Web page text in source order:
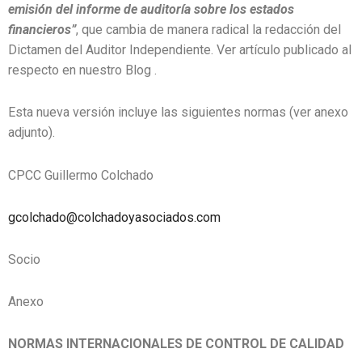
emisión del informe de auditoría sobre los estados
financieros”, que cambia de manera radical la redacción del
Dictamen del Auditor Independiente. Ver artículo publicado al
respecto en nuestro Blog .
Esta nueva versión incluye las siguientes normas (ver anexo
adjunto).
CPCC Guillermo Colchado
gcolchado@colchadoyasociados.com
Socio
Anexo
NORMAS INTERNACIONALES DE CONTROL DE CALIDAD